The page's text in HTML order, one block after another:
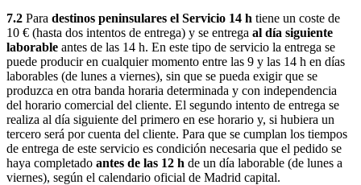
7.2 Para destinos peninsulares el Servicio 14 h tiene un coste de
10 € (hasta dos intentos de entrega) y se entrega al día siguiente
laborable antes de las 14 h. En este tipo de servicio la entrega se
puede producir en cualquier momento entre las 9 y las 14 h en días
laborables (de lunes a viernes), sin que se pueda exigir que se
produzca en otra banda horaria determinada y con independencia
del horario comercial del cliente. El segundo intento de entrega se
realiza al día siguiente del primero en ese horario y, si hubiera un
tercero será por cuenta del cliente. Para que se cumplan los tiempos
de entrega de este servicio es condición necesaria que el pedido se
haya completado antes de las 12 h de un día laborable (de lunes a
viernes), según el calendario oficial de Madrid capital.